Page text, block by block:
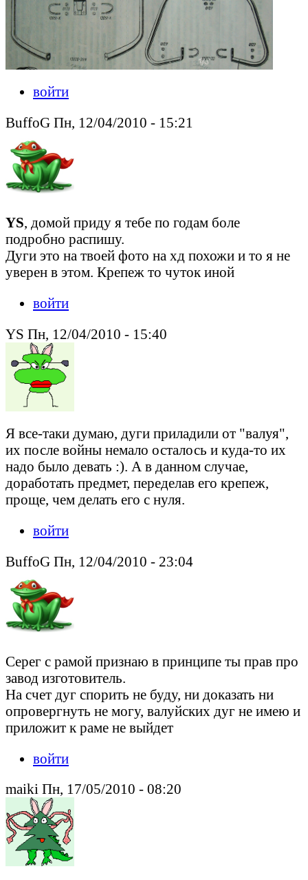
войти
BuffoG Пн, 12/04/2010 - 15:21
YS, домой приду я тебе по годам боле
подробно распишу.
Дуги это на твоей фото на хд похожи и то я не
уверен в этом. Крепеж то чуток иной
войти
YS Пн, 12/04/2010 - 15:40
Я все-таки думаю, дуги приладили от "валуя",
их после войны немало осталось и куда-то их
надо было девать :). А в данном случае,
доработать предмет, переделав его крепеж,
проще, чем делать его с нуля.
войти
BuffoG Пн, 12/04/2010 - 23:04
Серег с рамой признаю в принципе ты прав про
завод изготовитель.
На счет дуг спорить не буду, ни доказать ни
опровергнуть не могу, валуйских дуг не имею и
приложит к раме не выйдет
войти
maiki Пн, 17/05/2010 - 08:20